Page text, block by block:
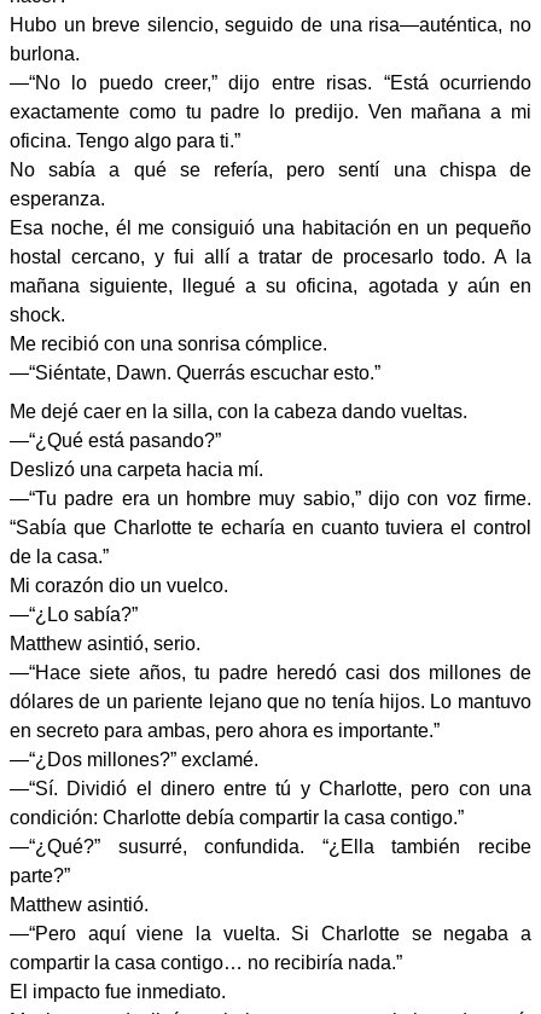
Hubo un breve silencio, seguido de una risa—auténtica, no
burlona.
—“No lo puedo creer,” dijo entre risas. “Está ocurriendo
exactamente como tu padre lo predijo. Ven mañana a mi
oficina. Tengo algo para ti.”
No sabía a qué se refería, pero sentí una chispa de
esperanza.
Esa noche, él me consiguió una habitación en un pequeño
hostal cercano, y fui allí a tratar de procesarlo todo. A la
mañana siguiente, llegué a su oficina, agotada y aún en
shock.
Me recibió con una sonrisa cómplice.
—“Siéntate, Dawn. Querrás escuchar esto.”
Me dejé caer en la silla, con la cabeza dando vueltas.
—“¿Qué está pasando?”
Deslizó una carpeta hacia mí.
—“Tu padre era un hombre muy sabio,” dijo con voz firme.
“Sabía que Charlotte te echaría en cuanto tuviera el control
de la casa.”
Mi corazón dio un vuelco.
—“¿Lo sabía?”
Matthew asintió, serio.
—“Hace siete años, tu padre heredó casi dos millones de
dólares de un pariente lejano que no tenía hijos. Lo mantuvo
en secreto para ambas, pero ahora es importante.”
—“¿Dos millones?” exclamé.
—“Sí. Dividió el dinero entre tú y Charlotte, pero con una
condición: Charlotte debía compartir la casa contigo.”
—“¿Qué?” susurré, confundida. “¿Ella también recibe
parte?”
Matthew asintió.
—“Pero aquí viene la vuelta. Si Charlotte se negaba a
compartir la casa contigo… no recibiría nada.”
El impacto fue inmediato.